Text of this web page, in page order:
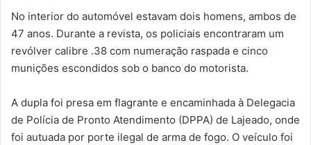
No interior do automóvel estavam dois homens, ambos de
47 anos. Durante a revista, os policiais encontraram um
revólver calibre .38 com numeração raspada e cinco
munições escondidos sob o banco do motorista.
A dupla foi presa em flagrante e encaminhada à Delegacia
de Polícia de Pronto Atendimento (DPPA) de Lajeado, onde
foi autuada por porte ilegal de arma de fogo. O veículo foi